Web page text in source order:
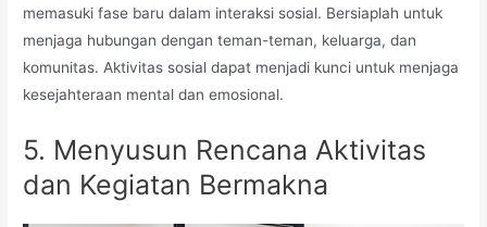
memasuki fase baru dalam interaksi sosial. Bersiaplah untuk
menjaga hubungan dengan teman-teman, keluarga, dan
komunitas. Aktivitas sosial dapat menjadi kunci untuk menjaga
kesejahteraan mental dan emosional.
5. Menyusun Rencana Aktivitas
dan Kegiatan Bermakna